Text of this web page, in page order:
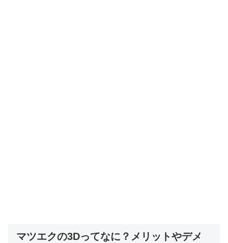
マツエクの3Dってなに？メリットやデメ